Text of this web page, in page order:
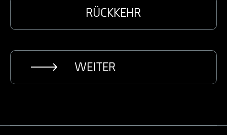
RÜCKKEHR
WEITER